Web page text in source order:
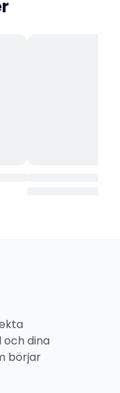
och dina
börjar